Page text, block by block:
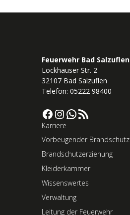
Feuerwehr Bad Salzuflen
Lockhauser Str. 2
32107 Bad Salzuflen
Telefon: 05222 98400
Facebook InstagramWhatsApp RSS-Feed
Karriere
Vorbeugender Brandschutz
Brandschutzerziehung
Kleiderkammer
Wissenswertes
Verwaltung
Leitung der Feuerwehr